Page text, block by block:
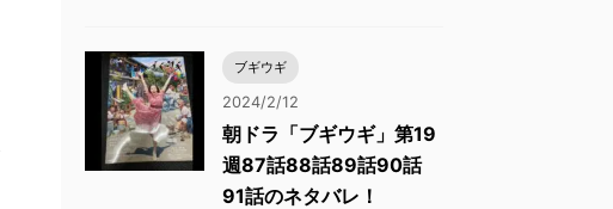
ブギウギ
2024/2/12
朝ドラ「ブギウギ」第19
週87話88話89話90話
91話のネタバレ！